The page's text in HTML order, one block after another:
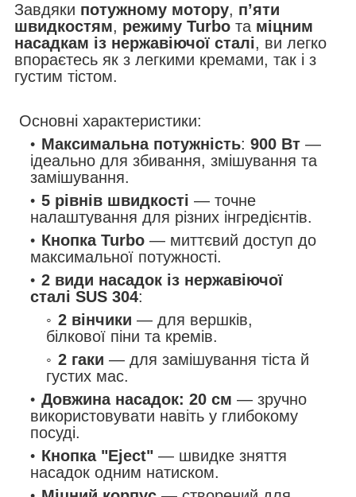
Завдяки потужному мотору, п’яти
швидкостям, режиму Turbo та міцним
насадкам із нержавіючої сталі, ви легко
впораєтесь як з легкими кремами, так і з
густим тістом.
Основні характеристики:
Максимальна потужність: 900 Вт —
ідеально для збивання, змішування та
замішування.
5 рівнів швидкості — точне
налаштування для різних інгредієнтів.
Кнопка Turbo — миттєвий доступ до
максимальної потужності.
2 види насадок із нержавіючої
сталі SUS 304:
2 вінчики — для вершків,
білкової піни та кремів.
2 гаки — для замішування тіста й
густих мас.
Довжина насадок: 20 см — зручно
використовувати навіть у глибокому
посуді.
Кнопка "Eject" — швидке зняття
насадок одним натиском.